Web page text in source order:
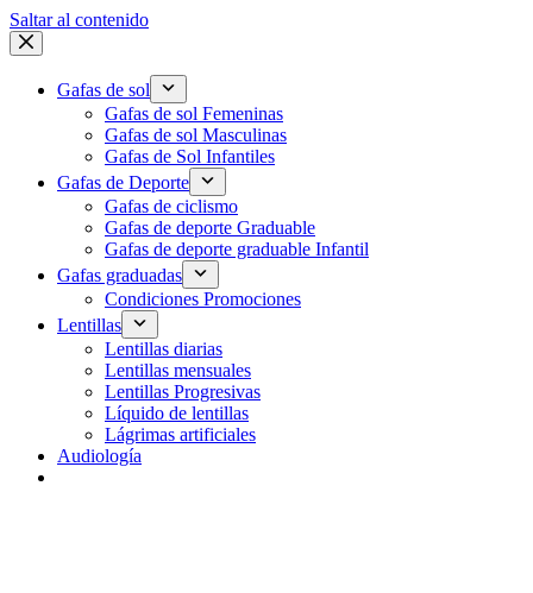
Saltar al contenido
Gafas de sol
Gafas de sol Femeninas
Gafas de sol Masculinas
Gafas de Sol Infantiles
Gafas de Deporte
Gafas de ciclismo
Gafas de deporte Graduable
Gafas de deporte graduable Infantil
Gafas graduadas
Condiciones Promociones
Lentillas
Lentillas diarias
Lentillas mensuales
Lentillas Progresivas
Líquido de lentillas
Lágrimas artificiales
Audiología